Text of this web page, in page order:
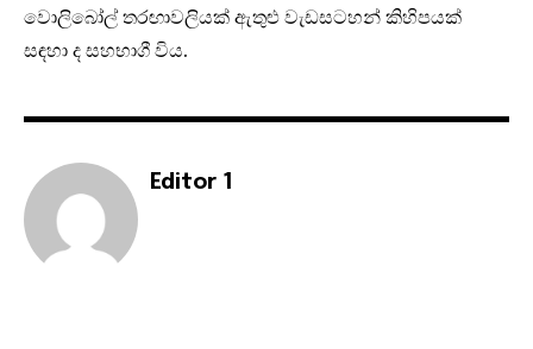
වොලිබෝල් තරඟාවලියක් ඇතුළු වැඩසටහන් කිහිපයක්
සඳහා ද සහභාගී විය.
Editor 1